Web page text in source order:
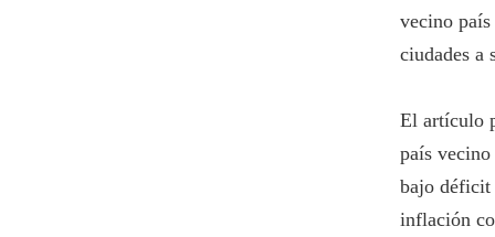
vecino
ciudades a
El artículo
país vecino
bajo déficit
inflación